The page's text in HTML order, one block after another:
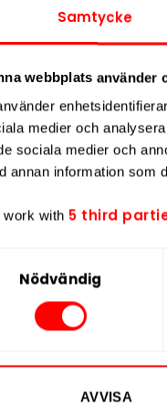
Samtycke
webbplats använder
medier och
sociala medier och
annan information som
work with 5 third
Nödvändig
AVVISA
mg
g
vatten, nikotin,
aromer.